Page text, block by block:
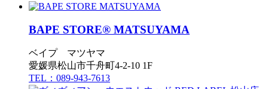
BAPE STORE® MATSUYAMA
ベイプ マツヤマ
愛媛県松山市千舟町4-2-10 1F
TEL：089-943-7613